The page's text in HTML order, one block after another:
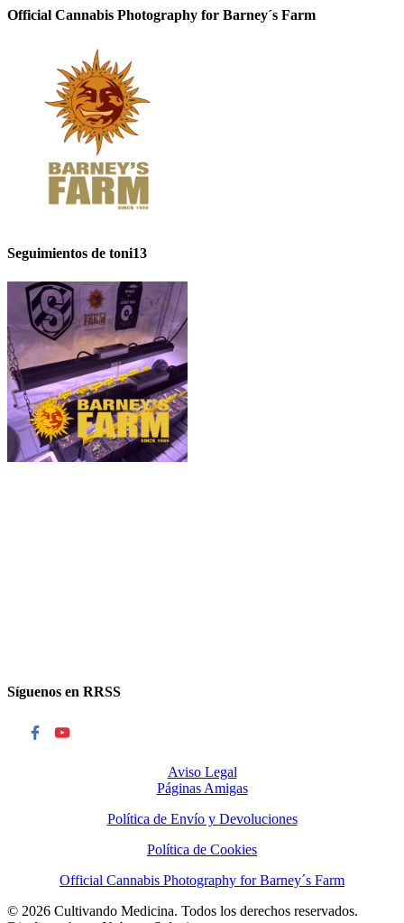
Official Cannabis Photography for Barney´s Farm
Seguimientos de toni13
Síguenos en RRSS
Aviso Legal
Páginas Amigas
Política de Envío y Devoluciones
Política de Cookies
Official Cannabis Photography for Barney´s Farm
© 2026 Cultivando Medicina. Todos los derechos reservados.